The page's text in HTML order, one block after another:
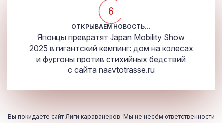
5
ОТКРЫВАЕМ НОВОСТЬ...
Японцы превратят Japan Mobility Show
2025 в гигантский кемпинг: дом на колесах
и фургоны против стихийных бедствий
с сайта naavtotrasse.ru
Вы покидаете сайт Лиги караванеров. Мы не несём ответственности